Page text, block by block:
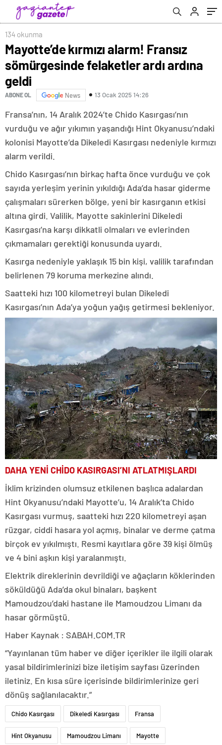
134 okunma
Mayotte’de kırmızı alarm! Fransız
sömürgesinde felaketler ardı ardına
geldi
ABONE OL News 13 Ocak 2025 14:26
Fransa’nın, 14 Aralık 2024’te Chido Kasırgası’nın
vurduğu ve ağır yıkımın yaşandığı Hint Okyanusu’ndaki
kolonisi Mayotte’da Dikeledi Kasırgası nedeniyle kırmızı
alarm verildi.
Chido Kasırgası’nın birkaç hafta önce vurduğu ve çok
sayıda yerleşim yerinin yıkıldığı Ada’da hasar giderme
çalışmaları sürerken bölge, yeni bir kasırganın etkisi
altına girdi. Valilik, Mayotte sakinlerini Dikeledi
Kasırgası’na karşı dikkatli olmaları ve evlerinden
çıkmamaları gerektiği konusunda uyardı.
Kasırga nedeniyle yaklaşık 15 bin kişi, valilik tarafından
belirlenen 79 koruma merkezine alındı.
Saatteki hızı 100 kilometreyi bulan Dikeledi
Kasırgası’nın Ada’ya yoğun yağış getirmesi bekleniyor.
DAHA YENİ CHİDO KASIRGASI’NI ATLATMIŞLARDI
İklim krizinden olumsuz etkilenen başlıca adalardan
Hint Okyanusu’ndaki Mayotte’u, 14 Aralık’ta Chido
Kasırgası vurmuş, saatteki hızı 220 kilometreyi aşan
rüzgar, ciddi hasara yol açmış, binalar ve derme çatma
birçok ev yıkılmıştı. Resmi kayıtlara göre 39 kişi ölmüş
ve 4 bini aşkın kişi yaralanmıştı.
Elektrik direklerinin devrildiği ve ağaçların köklerinden
söküldüğü Ada’da okul binaları, başkent
Mamoudzou’daki hastane ile Mamoudzou Limanı da
hasar görmüştü.
Haber Kaynak : SABAH.COM.TR
“Yayınlanan tüm haber ve diğer içerikler ile ilgili olarak
yasal bildirimlerinizi bize iletişim sayfası üzerinden
iletiniz. En kısa süre içerisinde bildirimlerinize geri
dönüş sağlanılacaktır.”
Chido Kasırgası Dikeledi Kasırgası Fransa
Hint Okyanusu Mamoudzou Limanı Mayotte